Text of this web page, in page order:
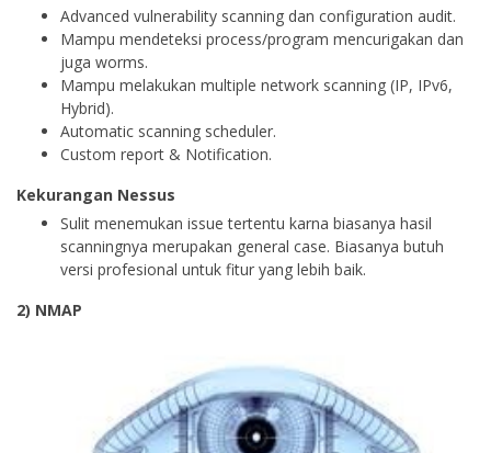
Advanced vulnerability scanning dan configuration audit.
Mampu mendeteksi process/program mencurigakan dan
juga worms.
Mampu melakukan multiple network scanning (IP, IPv6,
Hybrid).
Automatic scanning scheduler.
Custom report & Notification.
Kekurangan Nessus
Sulit menemukan issue tertentu karna biasanya hasil
scanningnya merupakan general case. Biasanya butuh
versi profesional untuk fitur yang lebih baik.
2) NMAP